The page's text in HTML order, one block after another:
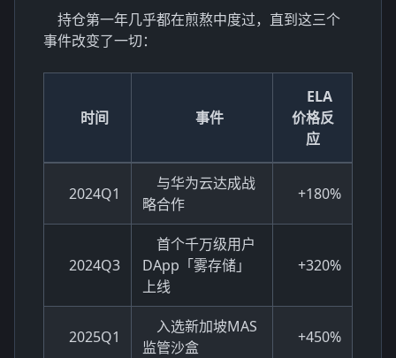
持仓第一年几乎都在煎熬中度过，直到这三个
事件改变了一切：
时间 事件
ELA
价格反
应
2024Q1
与华为云达成战
略合作
+180%
2024Q3
首个千万级用户
DApp「雾存储」
上线
+320%
2025Q1
入选新加坡MAS
监管沙盒
+450%